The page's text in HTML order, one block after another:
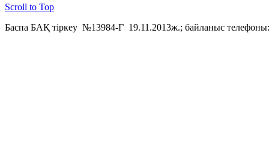
Scroll to Top
Баспа БАҚ тіркеу №13984-Г 19.11.2013ж.; байланыс